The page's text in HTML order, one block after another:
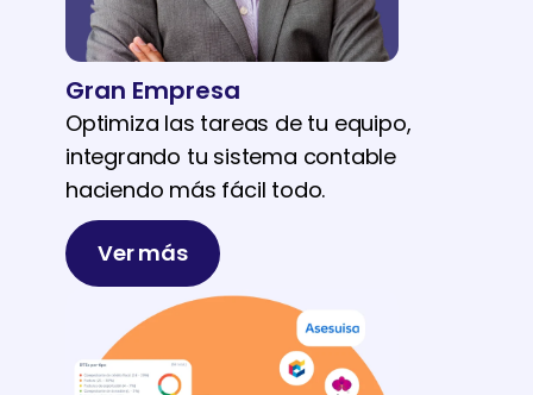
Gran Empresa
Optimiza las tareas de tu equipo,
integrando tu sistema contable
haciendo más fácil todo.
Ver más